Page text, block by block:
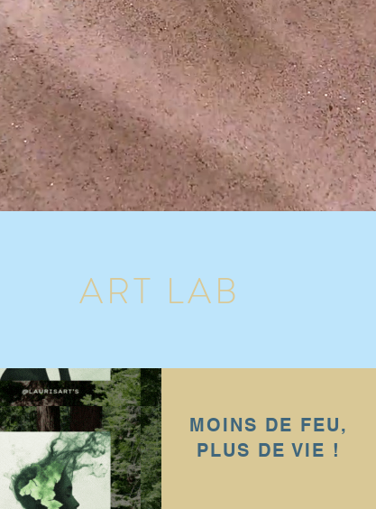
ART LAB
MOINS DE FEU,
PLUS DE VIE !